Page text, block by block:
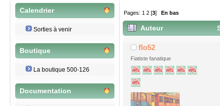
Calendrier
Sorties à venir
Boutique
La boutique 500-126
Documentation
Pages: 1 2 [3] En bas
Auteur
flo52
Fiatiste fanatique